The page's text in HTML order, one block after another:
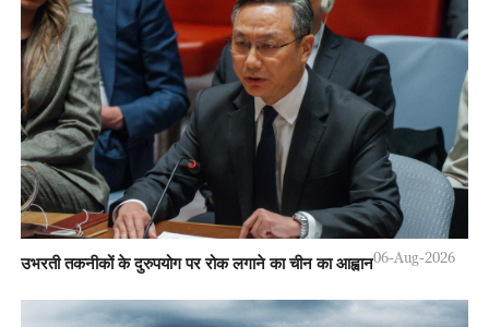
उभरती तकनीकों के दुरुपयोग पर रोक लगाने का चीन का आह्वान06-Aug-2026